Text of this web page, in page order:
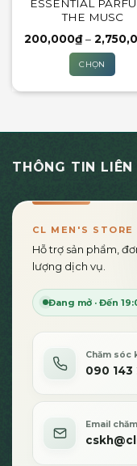
chọn
trên
trang
sản
phẩm
ESSENTIAL
THE MUSC
200,000₫ –
CHỌN
có
biến
Các
chọn
có
thể
được
chọn
sản
phẩm
THÔNG TIN LIÊN
CL MEN'S STORE
Hỗ trợ sản phẩm,
lượng dịch vụ.
Đang mở · Đến
Chăm sóc
090 143
Email